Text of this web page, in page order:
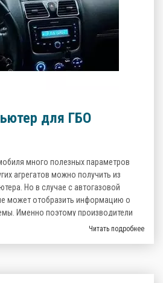
для ГБО
много полезных параметров
агрегатов можно получить из
Но в случае с автогазовой
может отобразить информацию о
Именно поэтому производители
предлагают альтернативные
Читать подробнее